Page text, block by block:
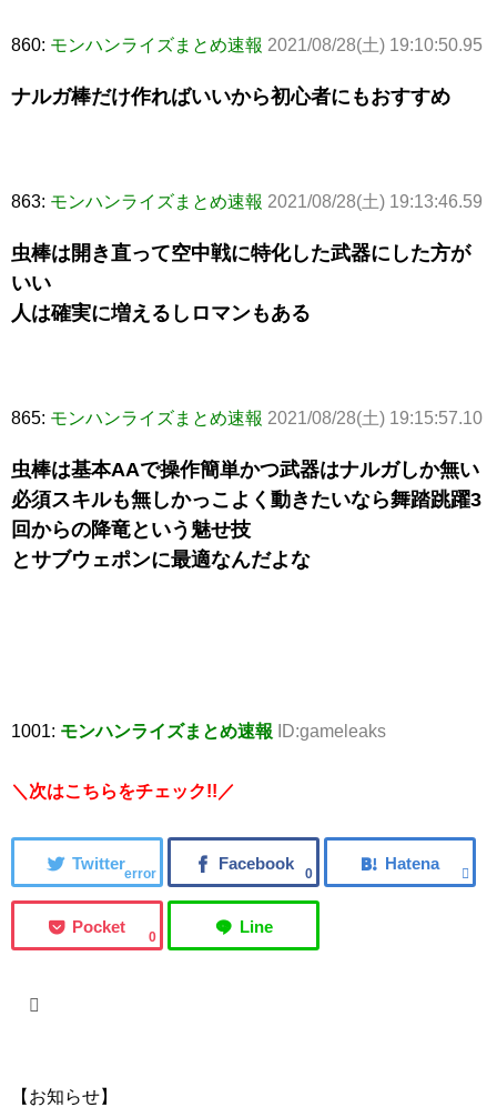
860: モンハンライズまとめ速報 2021/08/28(土) 19:10:50.95
ナルガ棒だけ作ればいいから初心者にもおすすめ
863: モンハンライズまとめ速報 2021/08/28(土) 19:13:46.59
虫棒は開き直って空中戦に特化した武器にした方が
いい
人は確実に増えるしロマンもある
865: モンハンライズまとめ速報 2021/08/28(土) 19:15:57.10
虫棒は基本AAで操作簡単かつ武器はナルガしか無い
必須スキルも無しかっこよく動きたいなら舞踏跳躍3
回からの降竜という魅せ技
とサブウェポンに最適なんだよな
1001: モンハンライズまとめ速報 ID:gameleaks
＼次はこちらをチェック!!／
error 0
0
【お知らせ】